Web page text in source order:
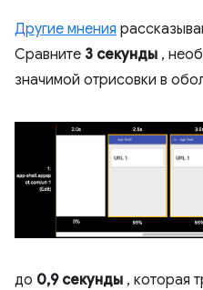
Другие мнения
Сравните 3 секунды ,
значимой отрисовки в
до 0,9 секунды , которая